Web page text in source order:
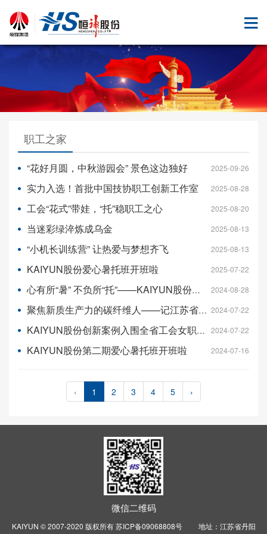
职工之家
“花好月圆，中秋游园会” 景色这边独好 2025-09-26
实力入选！首批中国技协职工创新工作室 2025-08-28
工会“花式”带娃，“托”稳职工之心 2025-08-20
当迷彩绿淬炼成乌金 2025-08-13
“小机长训练营” 让热爱与梦想齐飞 2025-08-13
KAIYUN股份爱心暑托班开班啦 2025-07-22
心有所“暑” 不负所“托”——KAIYUN股份爱心暑托班结业啦！ 2024-08-28
聚焦新质生产力的碳纤维人——记江苏省“五一”劳动奖章获得者徐盼盼 2024-07-22
KAIYUN股份创新案例入围全省工会女职工建功成长工作创新案例 2024-07-22
KAIYUN股份第二期爱心暑托班开班啦 2024-07-16
‹ 1 2 3 4 5 ›
微信二维码
KAIYUN © 2007-2020 版权所有苏ICP备09068808号地址：江苏省丹阳